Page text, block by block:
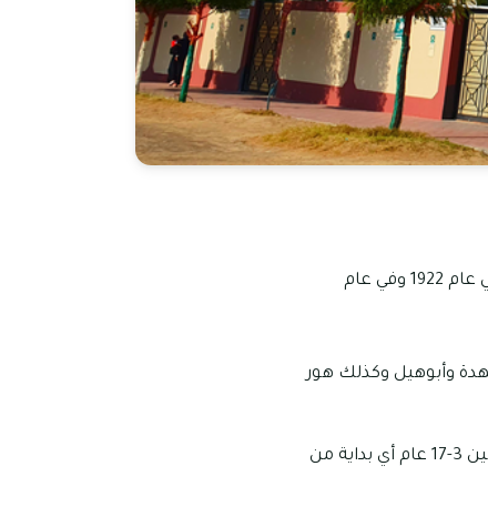
تعتبر مدرسة ايليت الانجليزية من المدارس الذائعة الصيت في إمارة دبي، ولقد افتتحت أبوابها في عام 1922 وفي عام
وأبوهيل وكذلك هور
تستقبل مدرسة ايليت الانجليزية طلبات تسجيل الالتحاق للطلاب الذين تتراوح أعمارهم ما بين 3-17 عام أي بداية من